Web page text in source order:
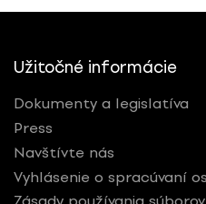
Užitočné informácie
Dokumenty a legislatíva
Press
Navštívte nás
Vyhlásenie o spracúvaní